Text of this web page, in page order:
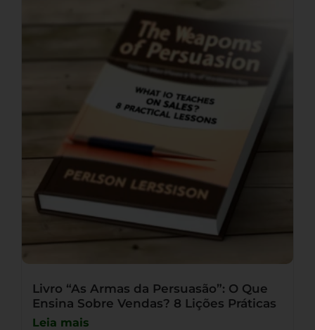
Livro “As Armas da Persuasão”: O Que
Ensina Sobre Vendas? 8 Lições Práticas
Leia mais